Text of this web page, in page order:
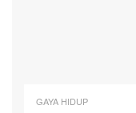
GAYA HIDUP